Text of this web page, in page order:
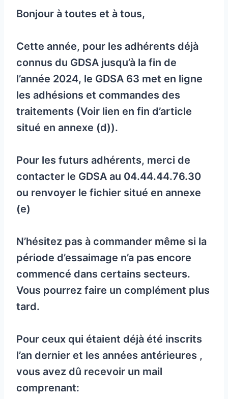
Bonjour à toutes et à tous,
Cette année, pour les adhérents déjà
connus du GDSA jusqu’à la fin de
l’année 2024, le GDSA 63 met en ligne
les adhésions et commandes des
traitements (Voir lien en fin d’article
situé en annexe (d)).
Pour les futurs adhérents, merci de
contacter le GDSA au 04.44.44.76.30
ou renvoyer le fichier situé en annexe
(e)
N’hésitez pas à commander même si la
période d’essaimage n’a pas encore
commencé dans certains secteurs.
Vous pourrez faire un complément plus
tard.
Pour ceux qui étaient déjà été inscrits
l’an dernier et les années antérieures ,
vous avez dû recevoir un mail
comprenant: